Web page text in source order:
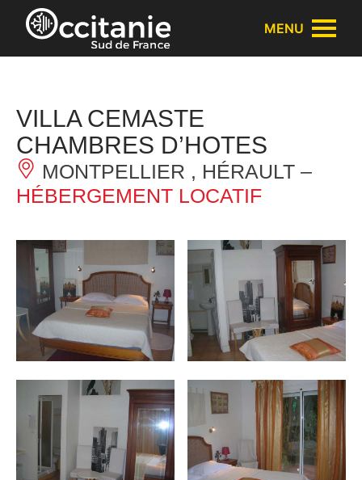
Panneau de gestion des cookies
MENU
VILLA CEMASTE
CHAMBRES D’HOTES
MONTPELLIER , HÉRAULT –
HÉBERGEMENT LOCATIF